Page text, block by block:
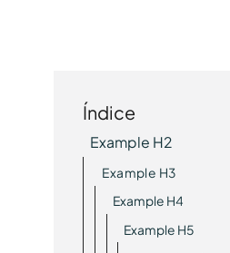
Índice
Example H2
Example H3
Example H4
Example H5